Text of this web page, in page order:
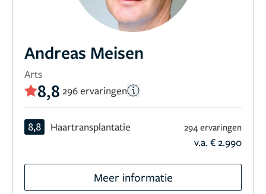
Andreas Meisen
Arts
8,8 296 ervaringen
8,8 Haartransplantatie 294 ervaringen
v.a. € 2.990
Meer informatie